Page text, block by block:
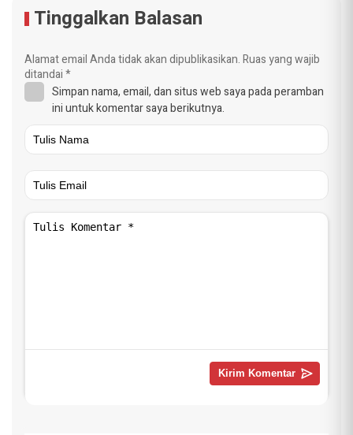
Tinggalkan Balasan
Alamat email Anda tidak akan dipublikasikan.Ruas yang wajib
ditandai*
Simpan nama, email, dan situs web saya pada peramban
ini untuk komentar saya berikutnya.